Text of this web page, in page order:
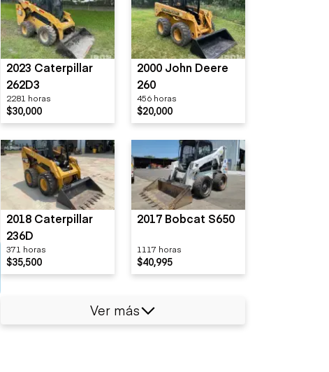
2023 Caterpillar
262D3
2281 horas
$30,000
2000 John Deere
260
456 horas
$20,000
2018 Caterpillar
236D
371 horas
$35,500
2017 Bobcat S650
1117 horas
$40,995
Ver más